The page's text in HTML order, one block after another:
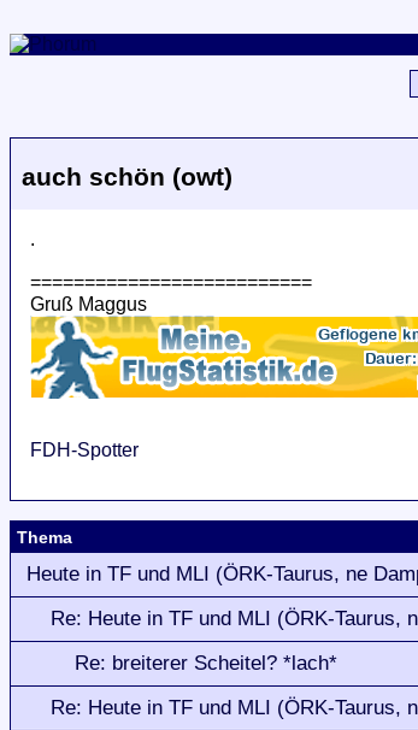
auch schön (owt)
.
==========================
Gruß Maggus
FDH-Spotter
Thema
Heute in TF und MLI (ÖRK-Taurus, ne
Re: Heute in TF und MLI (ÖRK-Taurus,
Re: breiterer Scheitel? *lach*
Re: Heute in TF und MLI (ÖRK-Taurus,